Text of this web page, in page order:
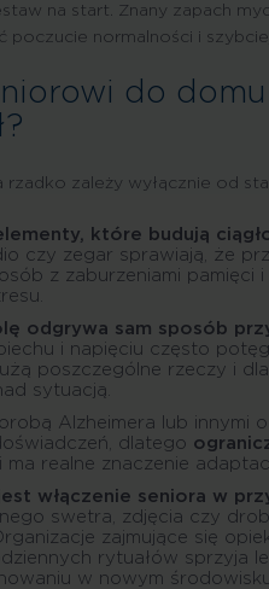
na start. Znany zapach
poczucie normalności i
do
zależy wyłącznie od
które budują
czy zegar sprawiają, że
z zaburzeniami
odgrywa sam sposób
i napięciu często
poszczególne rzeczy i
sytuacją.
Alzheimera lub innymi
dlatego
realne znaczenie
włączenie seniora w
swetra, zdjęcia czy
zajmujące się
rytuałów sprzyja
w nowym